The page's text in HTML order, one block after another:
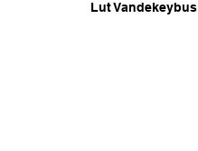
Lut Vandekeybus